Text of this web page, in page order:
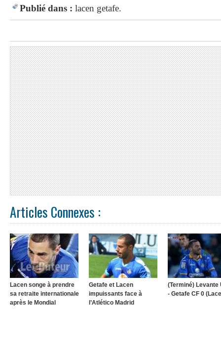
Publié dans : lacen getafe.
Articles Connexes :
Lacen songe à prendre
sa retraite internationale
après le Mondial
Getafe et Lacen
impuissants face à
l’Atlético Madrid
(Terminé) Levante
- Getafe CF 0